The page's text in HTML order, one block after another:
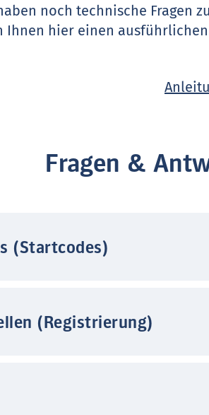
noch technische Fragen
Ihnen hier einen
Fragen &
(Startcodes)
(Registrierung)